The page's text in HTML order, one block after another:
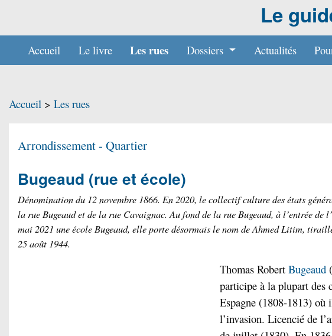
Le
Accueil Le livre Les rues Dossiers Actualités
Accueil > Les rues
Arrondissement - Quartier
Bugeaud (rue et école)
Dénomination du 12 novembre 1866. En 2020, le collectif culture des états
la rue Bugeaud et de la rue Cavaignac. Au fond de la rue Bugeaud, à l’entrée
mai 2021 une école Bugeaud, elle porte désormais le nom de Ahmed Litim,
25 août 1944.
Thomas RobertBugeaud
participe à la plupart des
Espagne (1808-1813) où
l’invasion. Licencié de